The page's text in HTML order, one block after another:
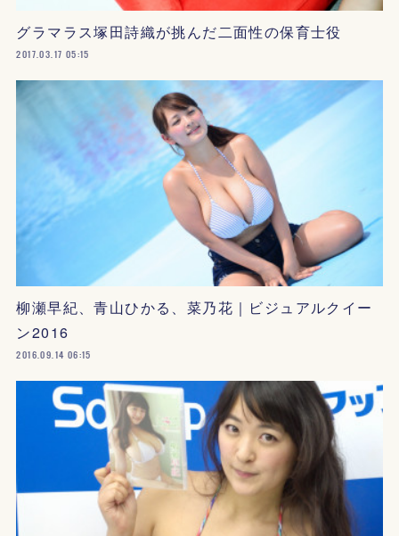
グラマラス塚田詩織が挑んだ二面性の保育士役
2017.03.17 05:15
柳瀬早紀、青山ひかる、菜乃花｜ビジュアルクイー
ン2016
2016.09.14 06:15